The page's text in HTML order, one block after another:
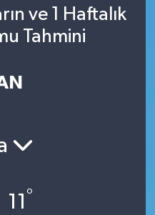
ve 1 Haftalık
Tahmini
11°
ve Fikstür